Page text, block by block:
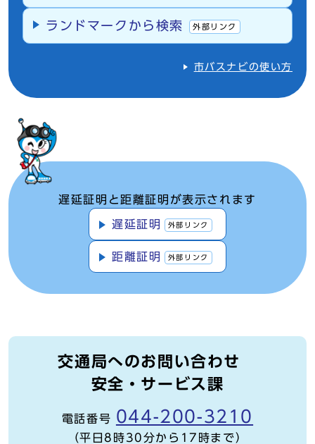
ランドマークから検索 外部リンク
市バスナビの使い方
遅延証明と距離証明が表示されます
遅延証明 外部リンク
距離証明 外部リンク
交通局へのお問い合わせ
安全・サービス課
電話番号 044-200-3210
（平日8時30分から17時まで）